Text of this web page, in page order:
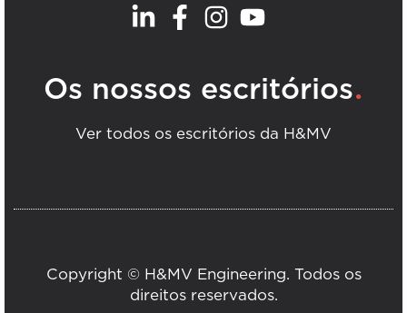
Os nossos escritórios.
Ver todos os escritórios da H&MV
Copyright © H&MV Engineering. Todos os
direitos reservados.